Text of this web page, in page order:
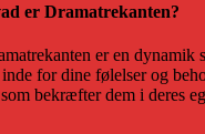
er Dramatrekanten?
er en
inde for dine følelser og
bekræfter dem i deres